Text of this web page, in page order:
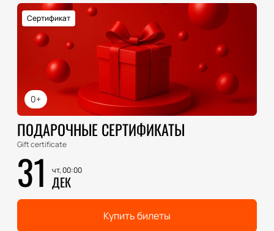
0+
Сертификат
ПОДАРОЧНЫЕ СЕРТИФИКАТЫ
Gift certificate
31 чт, 00:00
ДЕК
Купить билеты